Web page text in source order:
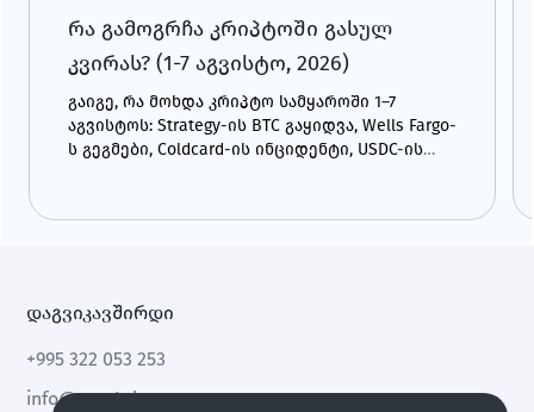
რა გამოგრჩა კრიპტოში გასულ
კვირას? (1-7 აგვისტო, 2026)
გაიგე, რა მოხდა კრიპტო სამყაროში 1–7
აგვისტოს: Strategy-ის BTC გაყიდვა, Wells Fargo-
ს გეგმები, Coldcard-ის ინციდენტი, USDC-ის
დაგვიკავშირდი
+995 322 053 253
info@cryptal.com